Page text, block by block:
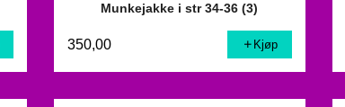
Munkejakke i str 34-36 (3)
350,00 Kjøp